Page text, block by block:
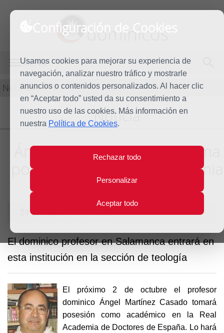
Configuración de Cookies
Usamos cookies para mejorar su experiencia de
navegación, analizar nuestro tráfico y mostrarle
anuncios o contenidos personalizados. Al hacer clic
en “Aceptar todo” usted da su consentimiento a
nuestro uso de las cookies. Más información en
nuestra Política de Cookies.
Rechazar todo
Personalizar
Aceptar todo
dominicos
MENÚ
Noticias
Noticia
Ángel Martínez Casado toma
posesión en la Real Academia
de doctores de España
29 de septiembre de 2008
El dominico profesor en Salamanca entrará en
esta institución en la sección de teología
El próximo 2 de octubre el profesor
dominico Ángel Martínez Casado tomará
posesión como académico en la Real
Academia de Doctores de España. Lo hará